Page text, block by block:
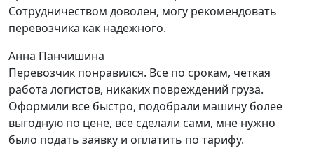
Сотрудничеством доволен, могу рекомендовать
перевозчика как надежного.
Анна Панчишина
Перевозчик понравился. Все по срокам, четкая
работа логистов, никаких повреждений груза.
Оформили все быстро, подобрали машину более
выгодную по цене, все сделали сами, мне нужно
было подать заявку и оплатить по тарифу.